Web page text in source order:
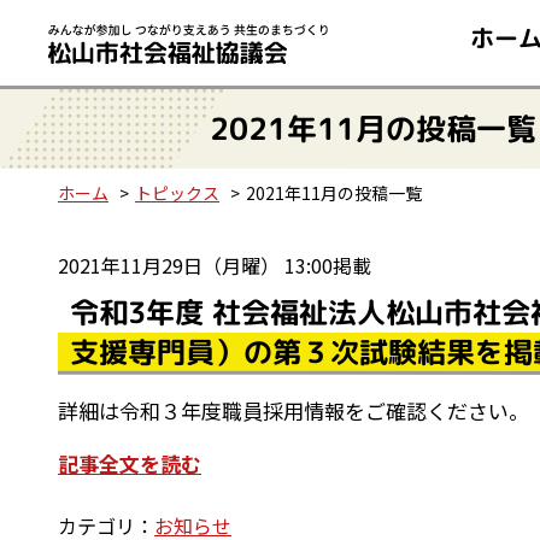
ホー
2021年11月の投稿一覧
ホーム トピックス 2021年11月の投稿一覧
2021年11月29日（月曜） 13:00掲載
令和3年度 社会福祉法人松山市社
支援専門員）の第３次試験結果を
詳細は令和３年度職員採用情報をご確認ください。
記事全文を読む
カテゴリ： お知らせ